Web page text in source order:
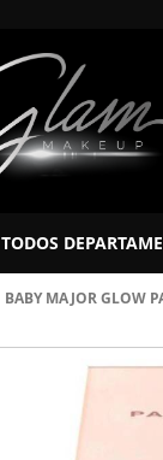
TODOS
BABY MAJOR GLOW